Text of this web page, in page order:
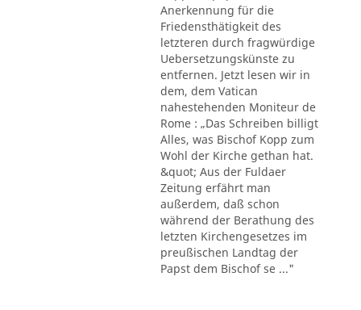
Anerkennung für die
Friedensthätigkeit des
letzteren durch fragwürdige
Uebersetzungskünste zu
entfernen. Jetzt lesen wir in
dem, dem Vatican
nahestehenden Moniteur de
Rome : „Das Schreiben billigt
Alles, was Bischof Kopp zum
Wohl der Kirche gethan hat.
&quot; Aus der Fuldaer
Zeitung erfährt man
außerdem, daß schon
während der Berathung des
letzten Kirchengesetzes im
preußischen Landtag der
Papst dem Bischof se ..."